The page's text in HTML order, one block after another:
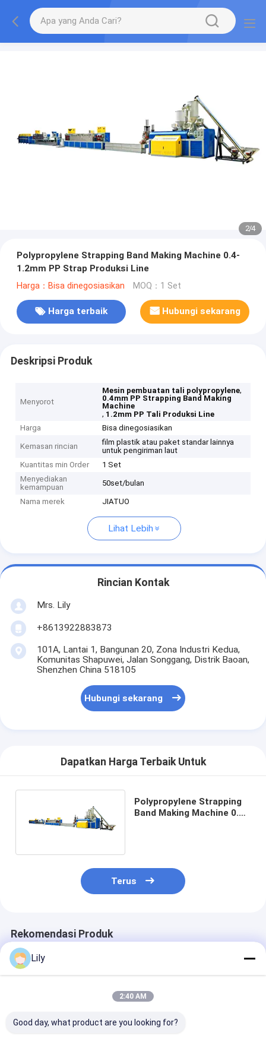
2/4
Polypropylene Strapping Band Making Machine 0.4-
1.2mm PP Strap Produksi Line
Harga：Bisa dinegosiasikan MOQ：1 Set
Harga terbaik Hubungi sekarang
Deskripsi Produk
Menyorot
Mesin pembuatan tali polypropylene,
0.4mm PP Strapping Band Making
Machine
, 1.2mm PP Tali Produksi Line
Harga
Bisa dinegosiasikan
Kemasan rincian
film plastik atau paket standar lainnya
untuk pengiriman laut
Kuantitas min Order
1 Set
Menyediakan
kemampuan
50set/bulan
Nama merek JIATUO
Lihat Lebih
Rincian Kontak
Mrs. Lily
+8613922883873
101A, Lantai 1, Bangunan 20, Zona Industri Kedua,
Komunitas Shapuwei, Jalan Songgang, Distrik Baoan,
Shenzhen China 518105
Hubungi sekarang
Dapatkan Harga Terbaik Untuk
Polypropylene Strapping
Band Making Machine 0.4-
Terus
Rekomendasi Produk
Lily
2:40 AM
Good day, what product are you looking for?